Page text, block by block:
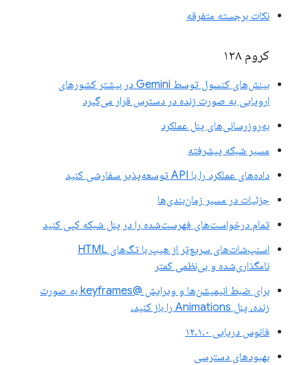
نکات برجسته متفرقه
کروم ۱۲۸
بینش‌های کنسول توسط Gemini در بیشتر کشورهای
اروپایی به صورت زنده در دسترس قرار می‌گیرد
به‌روزرسانی‌های پنل عملکرد
مسیر شبکه پیشرفته
داده‌های عملکرد را با API توسعه‌پذیر سفارشی کنید
جزئیات در مسیر زمان‌بندی‌ها
تمام درخواست‌های فهرست‌شده را در پنل شبکه کپی کنید
اسنپ‌شات‌های سریع‌تر از هیپ با تگ‌های HTML
نامگذاری‌شده و بی‌نظمی کمتر
برای ضبط انیمیشن‌ها و ویرایش @keyframes به صورت
زنده، پنل Animations را باز کنید.
فانوس دریایی ۱۲.۱.۰
بهبودهای دسترسی